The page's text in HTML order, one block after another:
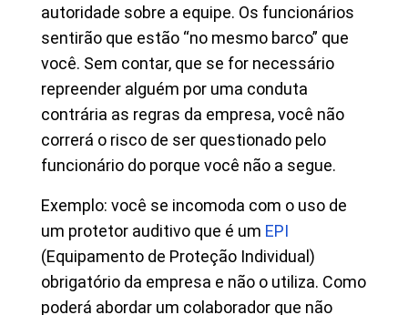
autoridade sobre a equipe. Os funcionários
sentirão que estão “no mesmo barco” que
você. Sem contar, que se for necessário
repreender alguém por uma conduta
contrária as regras da empresa, você não
correrá o risco de ser questionado pelo
funcionário do porque você não a segue.
Exemplo: você se incomoda com o uso de
um protetor auditivo que é um EPI
(Equipamento de Proteção Individual)
obrigatório da empresa e não o utiliza. Como
poderá abordar um colaborador que não